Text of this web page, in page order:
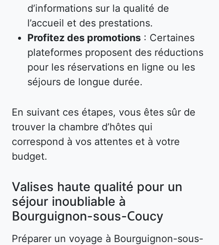
d’informations sur la qualité de
l’accueil et des prestations.
Profitez des promotions : Certaines
plateformes proposent des réductions
pour les réservations en ligne ou les
séjours de longue durée.
En suivant ces étapes, vous êtes sûr de
trouver la chambre d’hôtes qui
correspond à vos attentes et à votre
budget.
Valises haute qualité pour un
séjour inoubliable à
Bourguignon-sous-Coucy
Préparer un voyage à Bourguignon-sous-